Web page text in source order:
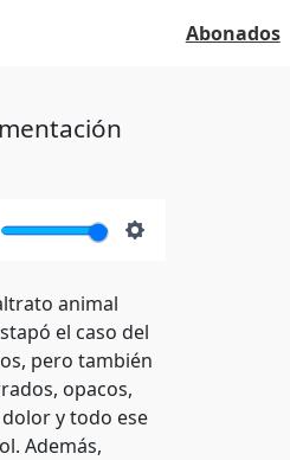
Abonados
animal
el caso del
pero también
opacos,
y todo ese
Además,